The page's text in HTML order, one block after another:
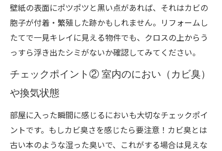
壁紙の表面にポツポツと黒い点があれば、それはカビの
胞子が付着・繁殖した跡かもしれません。リフォームし
たてで一見キレイに見える物件でも、クロスの上からう
っすら浮き出たシミがないか確認してみてください。
チェックポイント② 室内のにおい（カビ臭）
や換気状態
部屋に入った瞬間に感じるにおいも大切なチェックポイ
ントです。もしカビ臭さを感じたら要注意！カビ臭とは
古い本のような湿った臭いで、これがする場合は見えな